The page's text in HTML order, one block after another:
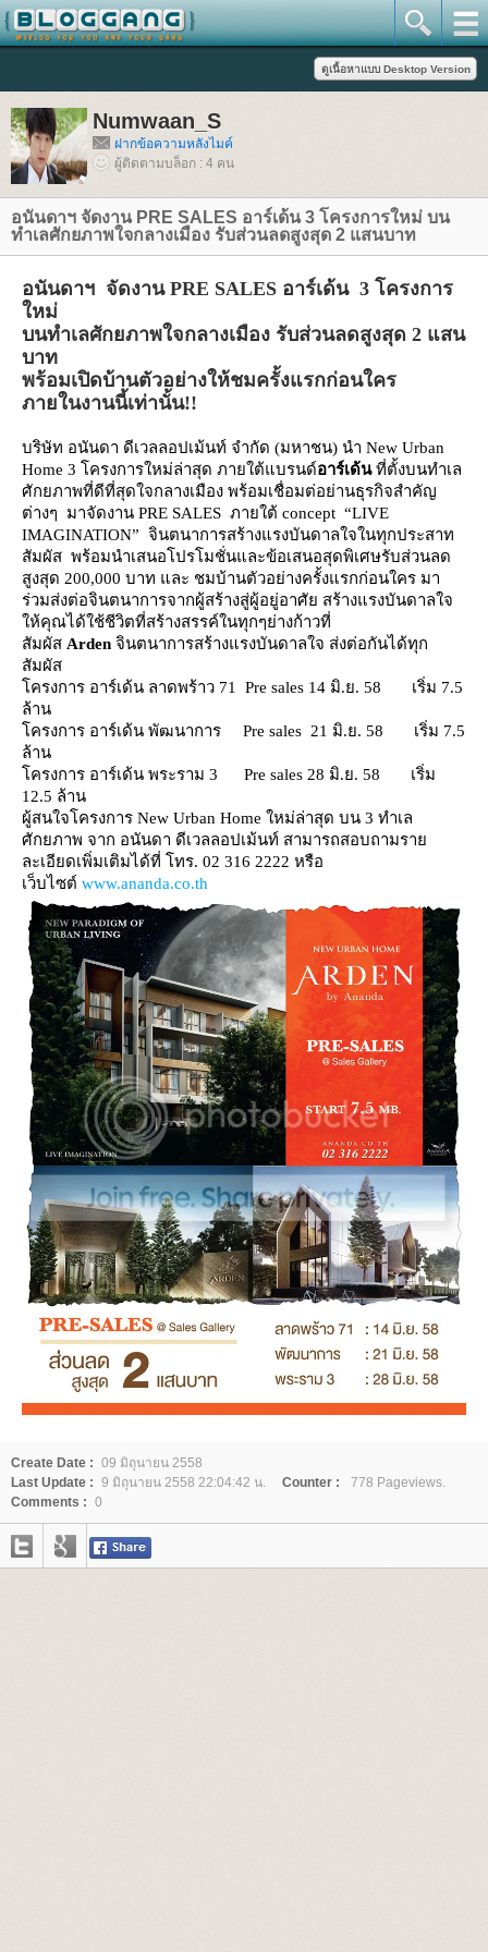
Numwaan_S
ฝากข้อความหลังไมค์
ผู้ติดตามบล็อก : 4 คน
อนันดาฯ จัดงาน PRE SALES อาร์เด้น 3 โครงการใหม่ บน
ทำเลศักยภาพใจกลางเมือง รับส่วนลดสูงสุด 2 แสนบาท
อนันดาฯ จัดงาน PRE SALES อาร์เด้น 3 โครงการ
หม่
บนทำเลศักยภาพใจกลางเมือง รับส่วนลดสูงสุด 2 แสน
บาท
พร้อมเปิดบ้านตัวอย่างให้ชมครั้งแรกก่อนใคร
ภายในงานนี้เท่านั้น!!
บริษัท อนันดา ดีเวลลอปเม้นท์ จำกัด (มหาชน) นำ New Urban
Home 3 โครงการใหม่ล่าสุด ภายใต้แบรนด์อาร์เด้นที่ตั้งบนทำเล
ศักยภาพที่ดีที่สุดใจกลางเมือง พร้อมเชื่อมต่อย่านธุรกิจสำคัญ
ต่างๆ มาจัดงาน PRE SALES ภายใต้ concept “LIVE
IMAGINATION” จินตนาการสร้างแรงบันดาลใจในทุกประสาท
สัมผัส พร้อมนำเสนอโปรโมชั่นและข้อเสนอสุดพิเศษรับส่วนลด
สูงสุด 200,000 บาท และ ชมบ้านตัวอย่างครั้งแรกก่อนใคร มา
ร่วมส่งต่อจินตนาการจากผู้สร้างสู่ผู้อยู่อาศัย สร้างแรงบันดาลใจ
ห้คุณได้ใช้ชีวิตที่สร้างสรรค์ในทุกๆย่างก้าวที่
สัมผัส Arden จินตนาการสร้างแรงบันดาลใจ ส่งต่อกันได้ทุก
สัมผัส
ครงการ อาร์เด้น ลาดพร้าว 71 Pre sales 14 มิ.ย. 58 เริ่ม 7.5
ล้าน
ครงการ อาร์เด้น พัฒนาการ Pre sales 21 มิ.ย. 58 เริ่ม 7.5
ล้าน
ครงการ อาร์เด้น พระราม 3 Pre sales 28 มิ.ย. 58 เริ่ม
12.5 ล้าน
ผู้สนใจโครงการ New Urban Home ใหม่ล่าสุด บน 3 ทำเล
ศักยภาพ จาก อนันดา ดีเวลลอปเม้นท์ สามารถสอบถามรา
ละเอียดเพิ่มเติมได้ที่ โทร. 02 316 2222 หรือ
เว็บไซต์ www.ananda.co.th
Create Date : 09 มิถุนายน 2558
Last Update : 9 มิถุนายน 2558 22:04:42 น. Counter :
778 Pageviews.
Comments : 0